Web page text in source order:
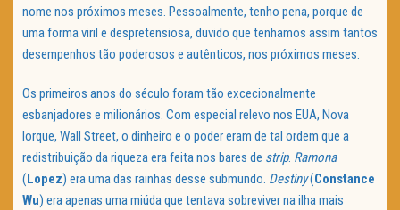
nome nos próximos meses. Pessoalmente, tenho pena, porque de
uma forma viril e despretensiosa, duvido que tenhamos assim tantos
desempenhos tão poderosos e autênticos, nos próximos meses.
Os primeiros anos do século foram tão excecionalmente
esbanjadores e milionários. Com especial relevo nos EUA, Nova
Iorque, Wall Street, o dinheiro e o poder eram de tal ordem que a
redistribuição da riqueza era feita nos bares de strip. Ramona
(Lopez) era uma das rainhas desse submundo. Destiny(Constance
Wu) era apenas uma miúda que tentava sobreviver na ilha mais